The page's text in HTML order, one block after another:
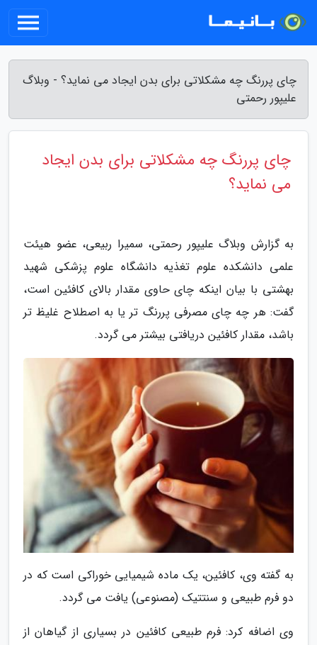
چای پررنگ چه مشکلاتی برای بدن ایجاد می نماید؟ - وبلاگ
علیپور رحمتی
چای پررنگ چه مشکلاتی برای بدن ایجاد
می نماید؟
به گزارش وبلاگ علیپور رحمتی، سمیرا ربیعی، عضو هیئت
علمی دانشکده علوم تغذیه دانشگاه علوم پزشکی شهید
بهشتی با بیان اینکه چای حاوی مقدار بالای کافئین است،
گفت: هر چه چای مصرفی پررنگ تر یا به اصطلاح غلیظ تر
باشد، مقدار کافئین دریافتی بیشتر می گردد.
به گفته وی، کافئین، یک ماده شیمیایی خوراکی است که در
دو فرم طبیعی و سنتتیک (مصنوعی) یافت می گردد.
وی اضافه کرد: فرم طبیعی کافئین در بسیاری از گیاهان از